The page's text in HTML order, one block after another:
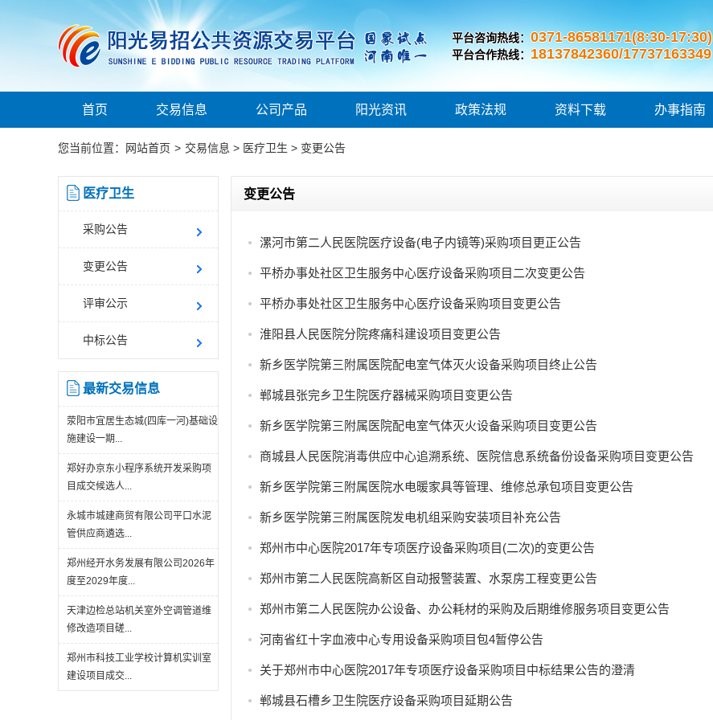
平台咨询热线：0371-86581171(8:30-17:30)
平台合作热线： 18137842360/17737163349
首页 交易信息 公司产品 阳光资讯 政策法规 资料下载 办事指南
您当前位置： 网站首页 > 交易信息 > 医疗卫生 > 变更公告
医疗卫生
采购公告
变更公告
评审公示
中标公告
最新交易信息
荥阳市宜居生态城(四库一河)基础设
施建设一期...
郑好办京东小程序系统开发采购项
目成交候选人...
永城市城建商贸有限公司平口水泥
管供应商遴选...
郑州经开水务发展有限公司2026年
度至2029年度...
天津边检总站机关室外空调管道维
修改造项目磋...
郑州市科技工业学校计算机实训室
建设项目成交...
变更公告
漯河市第二人民医院医疗设备(电子内镜等)采购项目更正公告
平桥办事处社区卫生服务中心医疗设备采购项目二次变更公告
平桥办事处社区卫生服务中心医疗设备采购项目变更公告
淮阳县人民医院分院疼痛科建设项目变更公告
新乡医学院第三附属医院配电室气体灭火设备采购项目终止公告
郸城县张完乡卫生院医疗器械采购项目变更公告
新乡医学院第三附属医院配电室气体灭火设备采购项目变更公告
商城县人民医院消毒供应中心追溯系统、医院信息系统备份设备采购项目变更公告
新乡医学院第三附属医院水电暖家具等管理、维修总承包项目变更公告
新乡医学院第三附属医院发电机组采购安装项目补充公告
郑州市中心医院2017年专项医疗设备采购项目(二次)的变更公告
郑州市第二人民医院高新区自动报警装置、水泵房工程变更公告
郑州市第二人民医院办公设备、办公耗材的采购及后期维修服务项目变更公告
河南省红十字血液中心专用设备采购项目包4暂停公告
关于郑州市中心医院2017年专项医疗设备采购项目中标结果公告的澄清
郸城县石槽乡卫生院医疗设备采购项目延期公告